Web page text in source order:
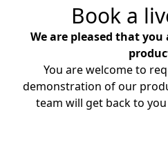
Book a
We are pleased that
You are welcome to
demonstration of our
team will get back to